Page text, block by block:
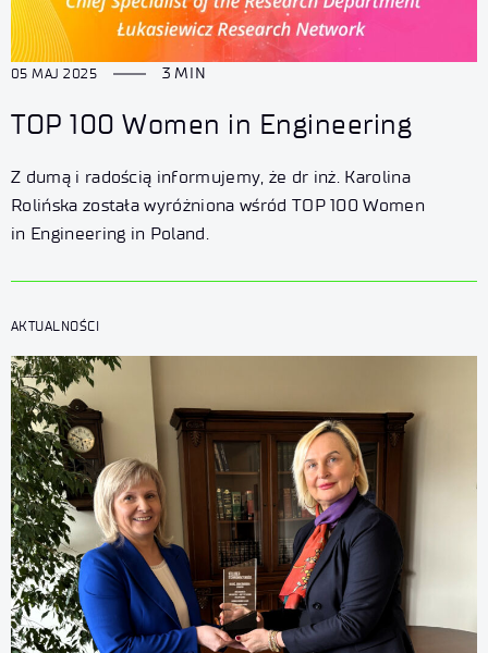
05 MAJ 2025 3 MIN
TOP 100 Women in Engineering
Z dumą i radością informujemy, że dr inż. Karolina
Rolińska została wyróżniona wśród TOP 100 Women
in Engineering in Poland.
AKTUALNOŚCI